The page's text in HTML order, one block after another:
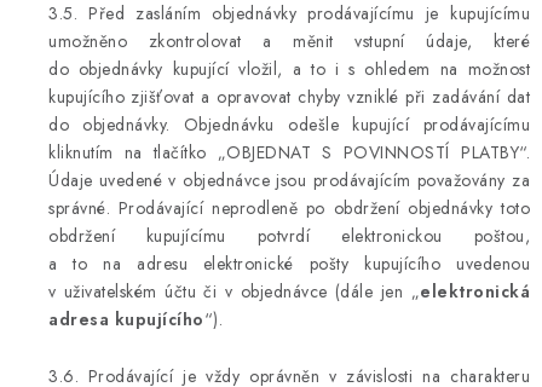
3.5. Před zasláním objednávky prodávajícímu je kupujícímu
umožněno zkontrolovat a měnit vstupní údaje, které
do objednávky kupující vložil, a to i s ohledem na možnost
kupujícího zjišťovat a opravovat chyby vzniklé při zadávání dat
do objednávky. Objednávku odešle kupující prodávajícímu
kliknutím na tlačítko „OBJEDNAT S POVINNOSTÍ PLATBY“.
Údaje uvedené v objednávce jsou prodávajícím považovány za
správné. Prodávající neprodleně po obdržení objednávky toto
obdržení kupujícímu potvrdí elektronickou poštou,
a to na adresu elektronické pošty kupujícího uvedenou
v uživatelském účtu či v objednávce (dále jen „elektronická
adresa kupujícího“).
3.6. Prodávající je vždy oprávněn v závislosti na charakteru